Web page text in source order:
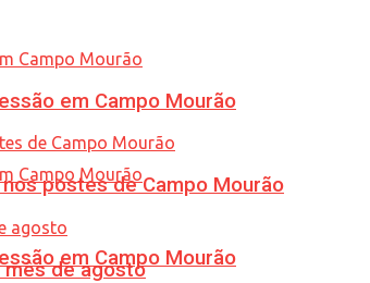
em Campo Mourão
em Campo Mourão
postes de Campo Mourão
mês de agosto